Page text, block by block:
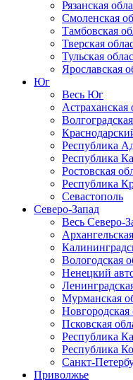
Рязанская
Смоленская
Тамбовская
Тверская
Тульская
Ярославская
Юг
Весь Юг
Астраханская
Республика
Республика
Ростовская
Республика
Севастополь
Северо-Запад
Весь Северо-
Вологодская
Ненецкий
Мурманская
Новгородская
Псковская
Республика
Республика
Санкт-
Приволжье